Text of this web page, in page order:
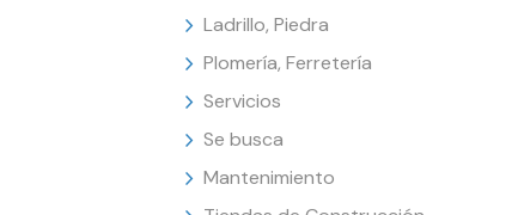
Ladrillo, Piedra
Plomería, Ferretería
Servicios
Se busca
Mantenimiento